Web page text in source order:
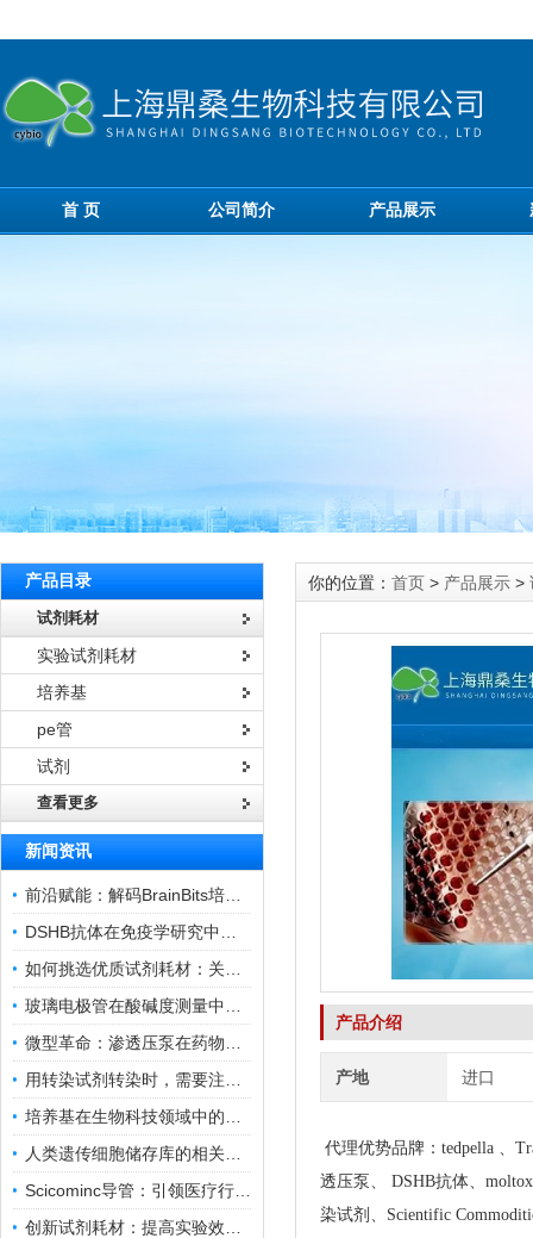
首 页 公司简介 产品展示
产品目录
试剂耗材
实验试剂耗材
培养基
pe管
试剂
查看更多
新闻资讯
你的位置： 首页 > 产品展示 >
产品介绍
产地 进口
代理优势品牌：tedpella 、
透压泵、 DSHB抗体、
染试剂、Scientific